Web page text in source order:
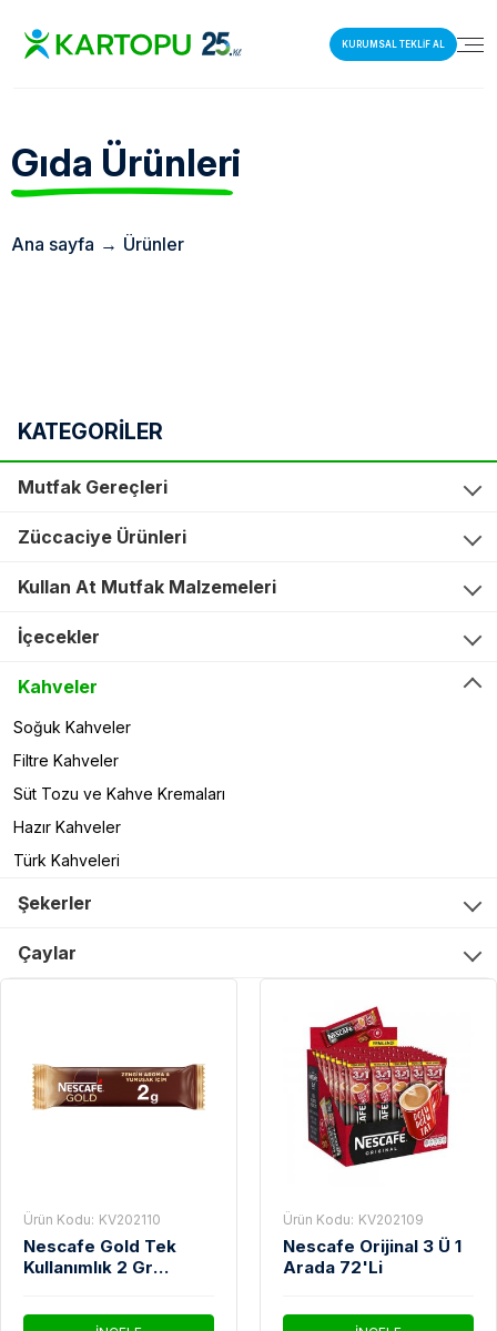
KURUMSAL TEKLİF AL
Gıda Ürünleri
Ana sayfa → Ürünler
KATEGORİLER
Mutfak Gereçleri
Züccaciye Ürünleri
Kullan At Mutfak Malzemeleri
İçecekler
Kahveler
Soğuk Kahveler
Filtre Kahveler
Süt Tozu ve Kahve Kremaları
Hazır Kahveler
Türk Kahveleri
Şekerler
Çaylar
Ürün Kodu: KV202110
Nescafe Gold Tek
Kullanımlık 2 Gr
Ürün Kodu: KV202109
Nescafe Orijinal 3 Ü 1
Arada 72'Li